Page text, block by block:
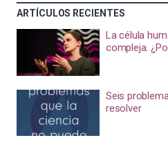
ARTÍCULOS RECIENTES
La célula
compleja.
Seis
resolver